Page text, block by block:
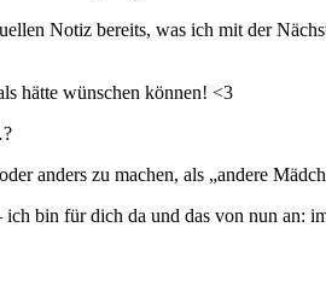
Notiz bereits, was ich mit der
hätte wünschen können! <3
anders zu machen, als „andere
bin für dich da und das von nun an: